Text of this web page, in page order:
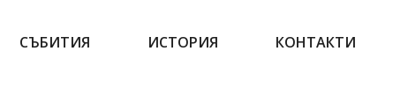
СЪБИТИЯ ИСТОРИЯ КОНТАКТИ